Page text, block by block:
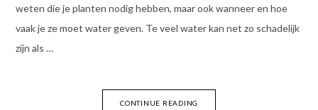
weten die je planten nodig hebben, maar ook wanneer en hoe
vaak je ze moet water geven. Te veel water kan net zo schadelijk
zijn als …
CONTINUE READING